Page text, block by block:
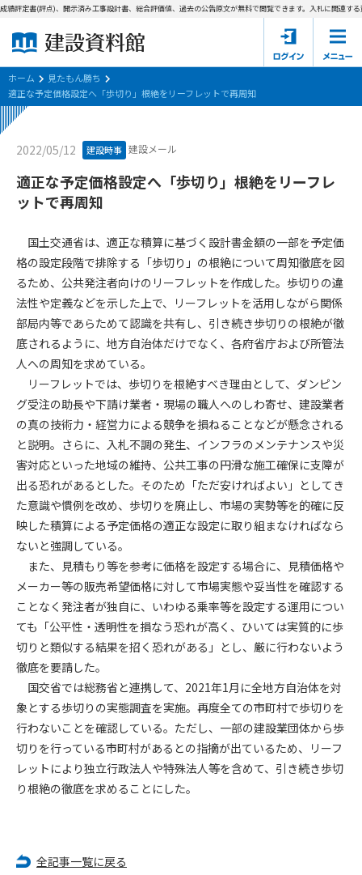
建設資料館とは
東京都の入札資料
国土交通省の入札資料
見たもん勝ち
会員登録について
サポーター会員一覧
会社概要 お問い合わせ
個人情報保護方針
会員規約
定書(評点)、開示済み工事設計書、総合評価値、過去の公告原文が無料で閲覧できます。入札に関連する
ホーム
見たもん勝ち
適正な予定価格設定へ「歩切り」根絶をリーフレットで再周知
2022/05/12 建設時事 建設メール
適正な予定価格設定へ「歩切り」根絶をリーフレ
ットで再周知
国土交通省は、適正な積算に基づく設計書金額の一部を予定価
格の設定段階で排除する「歩切り」の根絶について周知徹底を図
るため、公共発注者向けのリーフレットを作成した。歩切りの違
法性や定義などを示した上で、リーフレットを活用しながら関係
部局内等であらためて認識を共有し、引き続き歩切りの根絶が徹
底されるように、地方自治体だけでなく、各府省庁および所管法
人への周知を求めている。
リーフレットでは、歩切りを根絶すべき理由として、ダンピン
グ受注の助長や下請け業者・現場の職人へのしわ寄せ、建設業者
の真の技術力・経営力による競争を損ねることなどが懸念される
と説明。さらに、入札不調の発生、インフラのメンテナンスや災
害対応といった地域の維持、公共工事の円滑な施工確保に支障が
出る恐れがあるとした。そのため「ただ安ければよい」としてき
た意識や慣例を改め、歩切りを廃止し、市場の実勢等を的確に反
映した積算による予定価格の適正な設定に取り組まなければなら
ないと強調している。
また、見積もり等を参考に価格を設定する場合に、見積価格や
メーカー等の販売希望価格に対して市場実態や妥当性を確認する
ことなく発注者が独自に、いわゆる乗率等を設定する運用につい
ても「公平性・透明性を損なう恐れが高く、ひいては実質的に歩
切りと類似する結果を招く恐れがある」とし、厳に行わないよう
徹底を要請した。
国交省では総務省と連携して、2021年1月に全地方自治体を対
象とする歩切りの実態調査を実施。再度全ての市町村で歩切りを
行わないことを確認している。ただし、一部の建設業団体から歩
切りを行っている市町村があるとの指摘が出ているため、リーフ
レットにより独立行政法人や特殊法人等を含めて、引き続き歩切
り根絶の徹底を求めることにした。
全記事一覧に戻る
第1条（規約の目的）
会員サービスの利用条件等について定めるものです。
2. 管理者が建設資料館WEB上で随時掲載するルールは本規約の
一部を構成するものとします。
第2条（規約の変更）
本規約は、会員の了承を得ることなく、随時変更されることが
あります。変更内容は、建設資料館WEB上に表示した時点で直
ちに全ての会員が了承したものとみなします。
第4条（会員審査および資格の取り消し）
会員とは、本規約を承諾の上、所定の会員申込手続きを完了
後、管理者がこれを承認した者をいいます。
第4条（会員の定義と登録）
1. 管理者は前条により審査の結果、会員申込みをした者が以下
の何れかの項目に該当することがわかった場合、その者の会
員としての権限を承認しないことがあります。
(1) 会員申し込みをした者が実在しなかった場合
(2) 本規約に違反した場合/li>
(3) 会員申し込みの際、申告事項に虚偽があった場合
(4) 会員申込者が管理者所定の手続き通りに会員申込手続き処
理を行わなかった場合
(5) その他管理者が会員とすることを不適当と判断した場合
2. 管理者は承認後であっても承認した会員が前項の何れかに該
当することが判明した場合、会員資格を取り消すことがあり
ます。
第5条（IDおよびパスワードの管理）
1. 会員は申込の際に管理者が発行したIDおよびパスワードの使
用および管理について責任を負うものとします。
2. 会員は、自己のIDおよびパスワードを、貸与、譲渡、売買、
第三者（他の会員を含む）の使用等による損害について責任